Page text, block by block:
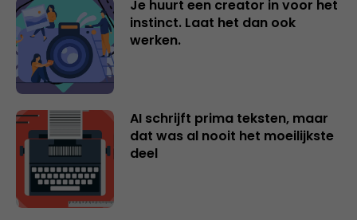
Je huurt een creator in voor het
instinct. Laat het dan ook
werken.
AI schrijft prima teksten, maar
dat was al nooit het moeilijkste
deel